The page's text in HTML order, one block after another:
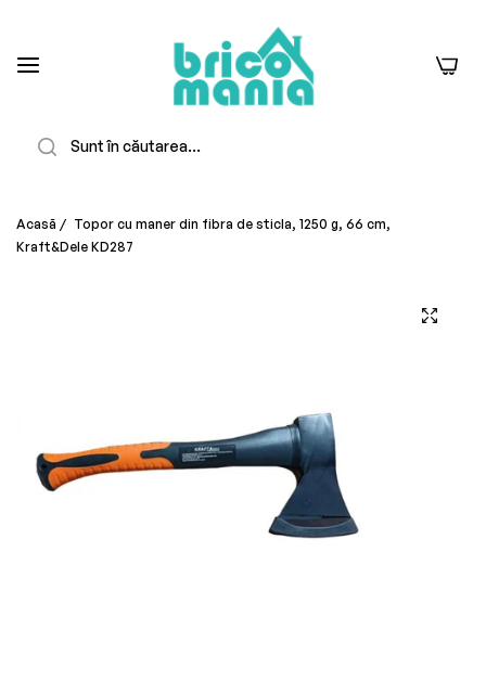
0
Acasă / Topor cu maner din fibra de sticla, 1250 g, 66 cm,
Kraft&Dele KD287